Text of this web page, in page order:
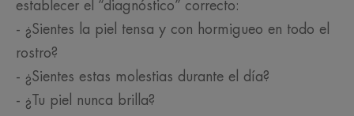
establecer el “diagnóstico” correcto:
- ¿Sientes la piel tensa y con hormigueo en todo el
rostro?
- ¿Sientes estas molestias durante el día?
- ¿Tu piel nunca brilla?